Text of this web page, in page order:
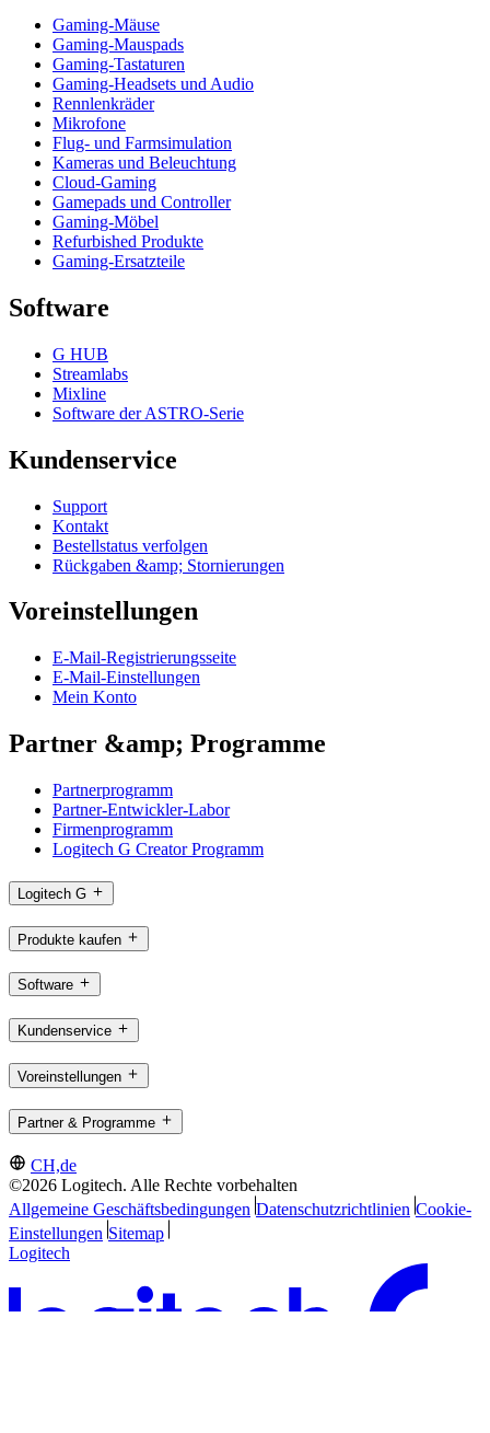
Gaming-Mäuse
Gaming-Mauspads
Gaming-Tastaturen
Gaming-Headsets und Audio
Rennlenkräder
Mikrofone
Flug- und Farmsimulation
Kameras und Beleuchtung
Cloud-Gaming
Gamepads und Controller
Gaming-Möbel
Refurbished Produkte
Gaming-Ersatzteile
Software
G HUB
Streamlabs
Mixline
Software der ASTRO-Serie
Kundenservice
Support
Kontakt
Bestellstatus verfolgen
Rückgaben &amp; Stornierungen
Voreinstellungen
E-Mail-Registrierungsseite
E-Mail-Einstellungen
Mein Konto
Partner &amp; Programme
Partnerprogramm
Partner-Entwickler-Labor
Firmenprogramm
Logitech G Creator Programm
Logitech G
Produkte kaufen
Software
Kundenservice
Voreinstellungen
Partner & Programme
CH,de
©2026 Logitech. Alle Rechte vorbehalten
Allgemeine Geschäftsbedingungen Datenschutzrichtlinien Cookie-
Einstellungen Sitemap
Logitech